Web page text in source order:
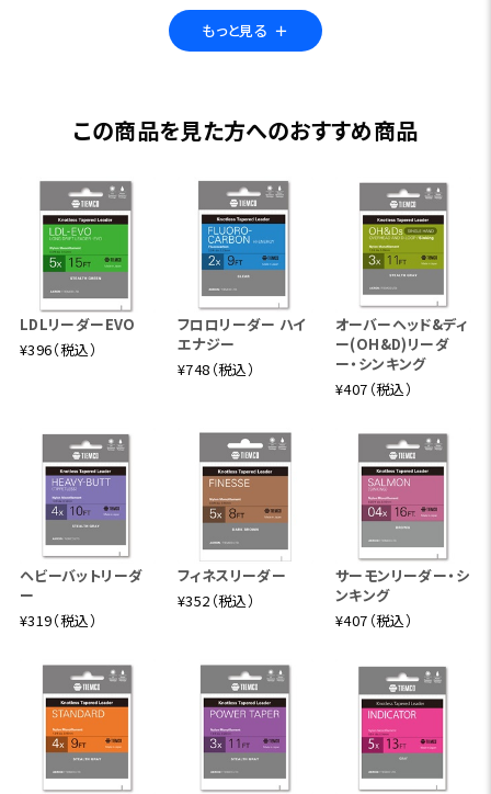
事と、魚が出た時に吸い込まれやすく確実なフッキングに持
も上がります。LLと違い全長で15.5ftなので取り回しも良く、
は勿論、LL派の方にも小渓流などでお使いいただきたいシ
ステムが「フィネスシステム」です。
フライラインはScientific Anglers/3Mテクスチャアド・フィ
ネス、ティペットはTIEMCOフィネスティペットを併せてお使
い頂けると「フィネス・システム」のアドバンテージがより一層
発揮されます。
もっと見る ＋
この商品を見た方へのおすすめ商品
LDLリーダーEVO
¥396（税込）
フロロリーダー ハイ
エナジー
¥748（税込）
オーバーヘッド&ディ
ー(OH&D)リーダ
ー・シンキング
¥407（税込）
ヘビーバットリーダ
ー
¥319（税込）
フィネスリーダー
¥352（税込）
サーモンリーダー・シ
ンキング
¥407（税込）